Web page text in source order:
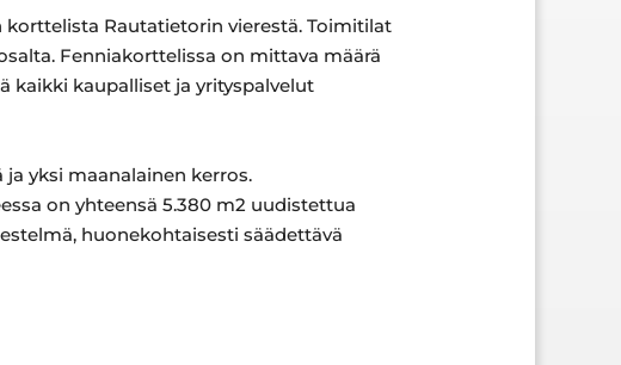
Rautatietorin vierestä. Toimitilat
Fenniakorttelissa on mittava määrä
kaikki kaupalliset ja yrityspalvelut
yksi maanalainen kerros.
on yhteensä 5.380 m2 uudistettua
huonekohtaisesti säädettävä